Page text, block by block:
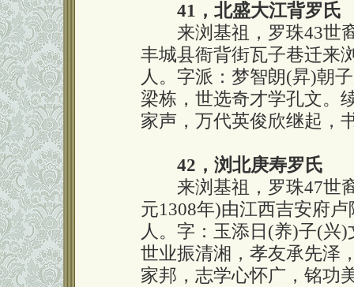
41，北盛大江背罗氏
来浏基祖，罗珠43世裔
丰城县衙背街瓦子巷迁来
人。字派：梦智朗(昇)朝
梁栋，世选奇才学孔文。
家声，万代英俊欣继起，
42，浏北庚寿罗氏
来浏基祖，罗珠47世裔
元1308年)由江西吉安府
人。字：玉添日(养)子(兴
世业振清湘，孝友承先泽
家邦，志学心怀广，铭功